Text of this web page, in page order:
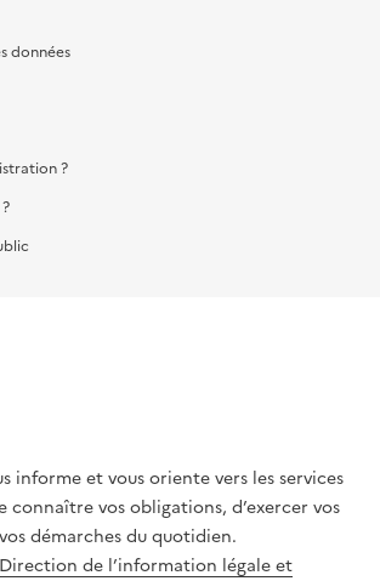
données
?
informe et vous oriente vers les services
vos obligations, d’exercer vos
démarches du quotidien.
Direction de l’information légale et